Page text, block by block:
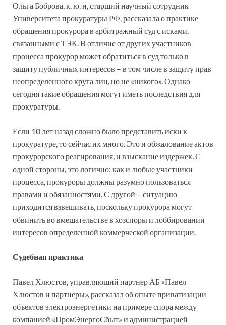
Ольга Боброва, к. ю. н, старший научный сотрудник
Университета прокуратуры РФ, рассказала о практике
обращения прокурора в арбитражный суд с исками,
связанными с ТЭК. В отличие от других участников
процесса прокурор может обратиться в суд только в
защиту публичных интересов – в том числе в защиту прав
неопределенного круга лиц, но не «никого». Однако
сегодня такие обращения могут иметь последствия для
прокуратуры.
Если 10 лет назад сложно было представить иски к
прокуратуре, то сейчас их много. Это и обжалование актов
прокурорского реагирования, и взыскание издержек. С
одной стороны, это логично: как и любые участники
процесса, прокуроры должны разумно пользоваться
правами и обязанностями. С другой – ситуацию
приходится взвешивать, поскольку прокурора могут
обвинить во вмешательстве в хозспоры и лоббировании
интересов определенной коммерческой организации.
Судебная практика
Павел Хлюстов, управляющий партнер АБ «Павел
Хлюстов и партнеры», рассказал об опыте приватизации
объектов электроэнергетики на примере спора между
компанией «ПромЭнергоСбыт» и администрацией